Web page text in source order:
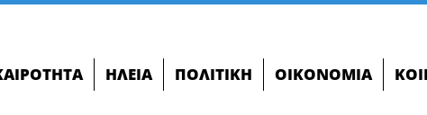
ΗΛΕΊΑ ΠΟΛΙΤΙΚΉ ΟΙΚΟΝΟΜΊΑ